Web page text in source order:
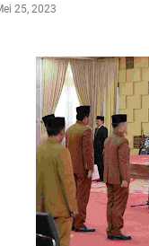
25, 2023